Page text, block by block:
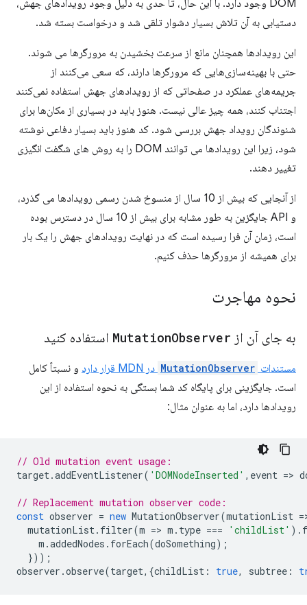
DOM وجود دارد. با این حال، تا حدی به دلیل وجود رویدادهای جهش،
دستیابی به آن تلاش بسیار دشوار تلقی شد و درخواست بسته شد.
این رویدادها همچنان مانع از سرعت بخشیدن به مرورگرها می شوند.
حتی با بهینه‌سازی‌هایی که مرورگرها دارند، که سعی می‌کنند از
جریمه‌های عملکرد در صفحاتی که از رویدادهای جهش استفاده نمی‌کنند
اجتناب کنند، همه چیز عالی نیست. هنوز باید در بسیاری از مکان‌ها برای
شنوندگان رویداد جهش بررسی شود. کد هنوز باید بسیار دفاعی نوشته
شود، زیرا این رویدادها می توانند DOM را به روش های شگفت انگیزی
تغییر دهند.
از آنجایی که بیش از 10 سال از منسوخ شدن رسمی رویدادها می گذرد،
و API جایگزین به طور مشابه برای بیش از 10 سال در دسترس بوده
است، زمان آن فرا رسیده است که در نهایت رویدادهای جهش را یک بار
برای همیشه از مرورگرها حذف کنیم.
نحوه مهاجرت
به جای آن از MutationObserver استفاده کنید
مستندات MutationObserver در MDN قرار دارد
و نسبتاً کامل
است. جایگزینی برای پایگاه کد شما بستگی به نحوه استفاده از این
رویدادها دارد، اما به عنوان مثال:
// Old mutation event usage:
target.addEventListener( 'DOMNodeInserted' , event =>
// Replacement mutation observer code:
const observer = new MutationObserver(mutationList =
mutationList. filter(m => m . type === 'childList' ).
m .addedNodes . forEach(doSomething);
}));
observer .observe(target,{childList : true, subtree :